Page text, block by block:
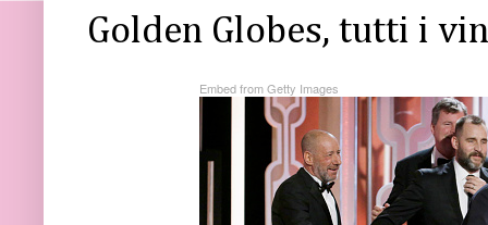
Golden Globes, tutti i
Embed from Getty Images